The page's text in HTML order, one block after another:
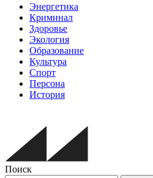
Энергетика
Криминал
Здоровье
Экология
Образование
Культура
Спорт
Персона
История
Поиск